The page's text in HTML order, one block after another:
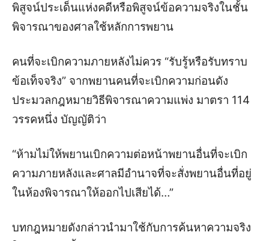
พิสูจน์ประเด็นแห่งคดีหรือพิสูจน์ข้อความจริงในชั้น
พิจารณาของศาลใช้หลักการพยาน
คนที่จะเบิกความภายหลังไม่ควร “รับรู้หรือรับทราบ
ข้อเท็จจริง” จากพยานคนที่จะเบิกความก่อนดัง
ประมวลกฎหมายวิธีพิจารณาความแพ่ง มาตรา 114
วรรคหนึ่ง บัญญัติว่า
“ห้ามไม่ให้พยานเบิกความต่อหน้าพยานอื่นที่จะเบิก
ความภายหลังและศาลมีอำนาจที่จะสั่งพยานอื่นที่อยู่
ในห้องพิจารณาให้ออกไปเสียได้…”
บทกฎหมายดังกล่าวนำมาใช้กับการค้นหาความจริง